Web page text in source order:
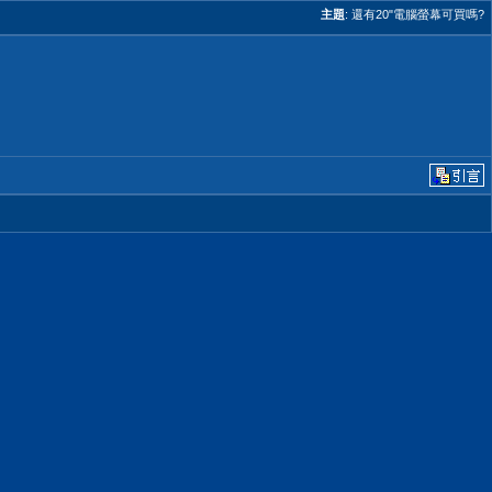
主題: 還有20"電腦螢幕可買嗎?